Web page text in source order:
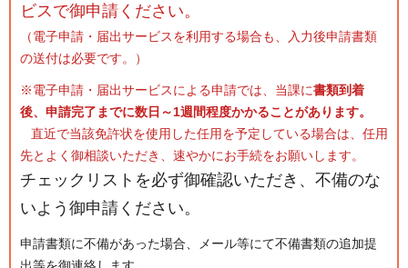
ビスで御申請ください。
（電子申請・届出サービスを利用する場合も、入力後申請書類
の送付は必要です。）
※電子申請・届出サービスによる申請では、当課に書類到着
後、申請完了までに数日～1週間程度かかることがあります。
直近で当該免許状を使用した任用を予定している場合は、任用
先とよく御相談いただき、速やかにお手続をお願いします。
チェックリストを必ず御確認いただき、不備のな
いよう御申請ください。
申請書類に不備があった場合、メール等にて不備書類の追加提